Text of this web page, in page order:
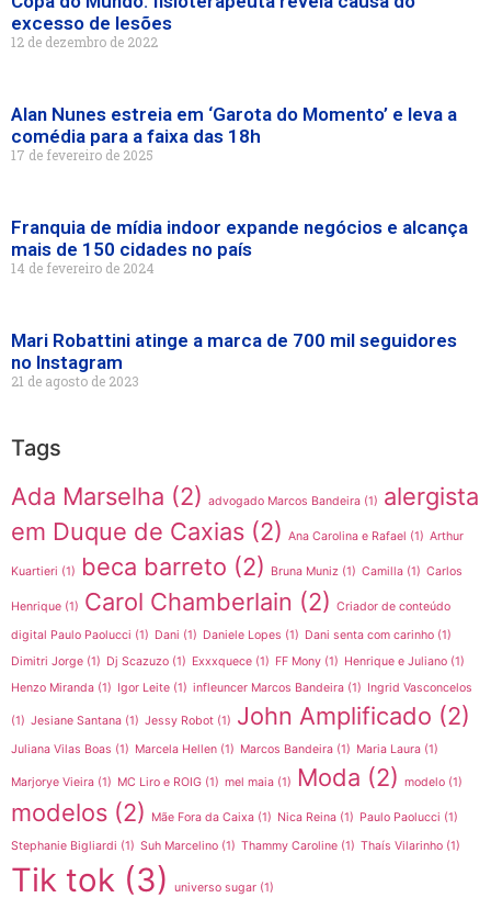
excesso de lesões
12 de dezembro de 2022
Alan Nunes estreia em ‘Garota do Momento’ e leva a
comédia para a faixa das 18h
17 de fevereiro de 2025
Franquia de mídia indoor expande negócios e alcança
mais de 150 cidades no país
14 de fevereiro de 2024
Mari Robattini atinge a marca de 700 mil seguidores
no Instagram
21 de agosto de 2023
Tags
Ada Marselha (2) advogado Marcos Bandeira (1) alergista
em Duque de Caxias (2) Ana Carolina e Rafael (1) Arthur
Kuartieri (1) beca barreto (2) Bruna Muniz (1) Camilla (1) Carlos
Henrique (1) Carol Chamberlain (2) Criador de conteúdo
digital Paulo Paolucci (1) Dani (1) Daniele Lopes (1) Dani senta com carinho (1)
Dimitri Jorge (1) Dj Scazuzo (1) Exxxquece (1) FF Mony (1) Henrique e Juliano (1)
Henzo Miranda (1) Igor Leite (1) infleuncer Marcos Bandeira (1) Ingrid Vasconcelos
(1) Jesiane Santana (1) Jessy Robot (1) John Amplificado (2)
Juliana Vilas Boas (1) Marcela Hellen (1) Marcos Bandeira (1) Maria Laura (1)
Marjorye Vieira (1) MC Liro e ROIG (1) mel maia (1) Moda (2) modelo (1)
modelos (2) Mãe Fora da Caixa (1) Nica Reina (1) Paulo Paolucci (1)
Stephanie Bigliardi (1) Suh Marcelino (1) Thammy Caroline (1) Thaís Vilarinho (1)
Tik tok (3) universo sugar (1)